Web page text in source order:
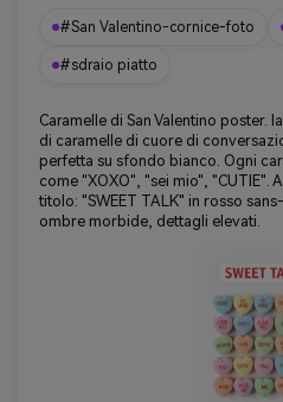
#San Valentino-cornice-foto
#sdraio piatto
Caramelle di San Valentino poster.
di caramelle di cuore di
perfetta su sfondo bianco. Ogni
come "XOXO", "sei mio", "CUTIE".
titolo: "SWEET TALK" in rosso
ombre morbide, dettagli elevati.